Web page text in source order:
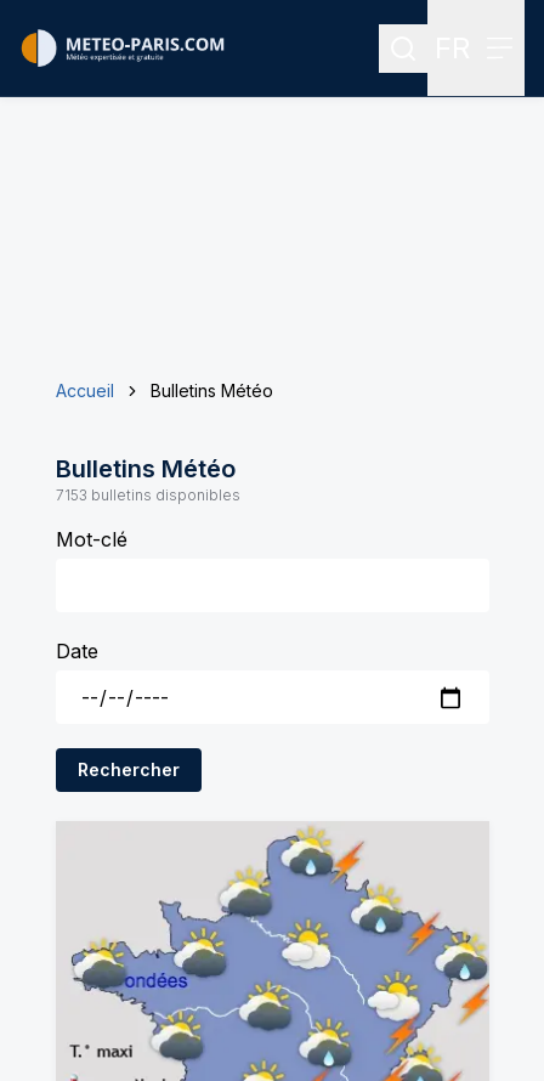
Rechercher
Accueil Bulletins Météo
Bulletins Météo
7153 bulletins disponibles
Mot-clé
Date
Rechercher